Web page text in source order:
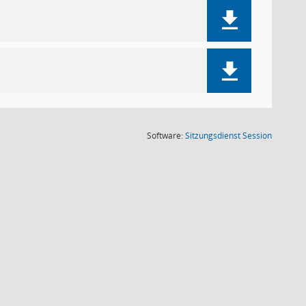
Software:SitzungsdienstSession(Wird in